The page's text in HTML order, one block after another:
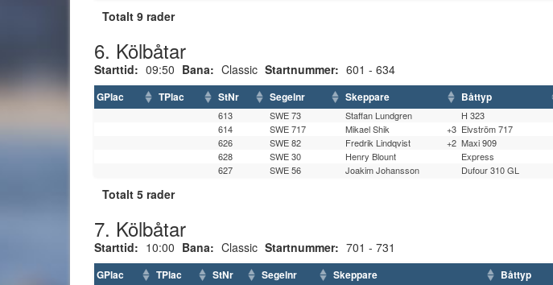
Totalt 9 rader
6. Kölbåtar
Starttid: 09:50 Bana: Classic Startnummer: 601 - 634
GPlac TPlac StNr Segelnr Skeppare Båttyp
613 SWE 73 Staffan Lundgren H 323
614
SWE 717 Mikael Shik +3 Elvström 717
626
SWE 82 Fredrik Lindqvist +2 Maxi 909
628
SWE 30 Henry Blount Express
627
SWE 56 Joakim Johansson Dufour 310 GL
Totalt 5 rader
7. Kölbåtar
Starttid: 10:00 Bana: Classic Startnummer: 701 - 731
GPlac TPlac StNr Segelnr Skeppare Båttyp